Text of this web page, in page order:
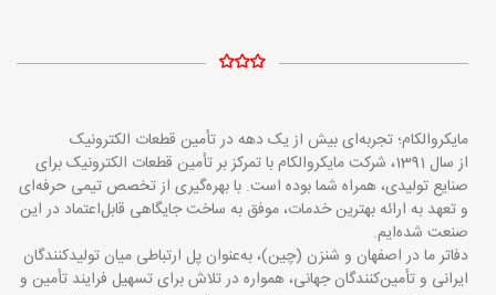
مایکروالکام؛ تجربه‌ای بیش از یک دهه در تأمین قطعات الکترونیک
از سال 1391، شرکت مایکروالکام با تمرکز بر تأمین قطعات الکترونیک برای
صنایع تولیدی، همراه شما بوده است. با بهره‌گیری از تخصص تیمی حرفه‌ای
و تعهد به ارائه بهترین خدمات، موفق به ساخت جایگاهی قابل‌اعتماد در این
صنعت شده‌ایم.
دفاتر ما در اصفهان و شنزن (چین)، به‌عنوان پل ارتباطی میان تولیدکنندگان
ایرانی و تأمین‌کنندگان جهانی، همواره در تلاش برای تسهیل فرایند تأمین و